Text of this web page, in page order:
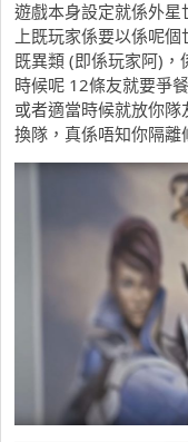
遊戲本身設定就係外
上既玩家係要以係呢
既異類 (即係玩家阿)
時候呢 12條友就要爭
或者適當時候就放你
換隊，真係唔知你隔離